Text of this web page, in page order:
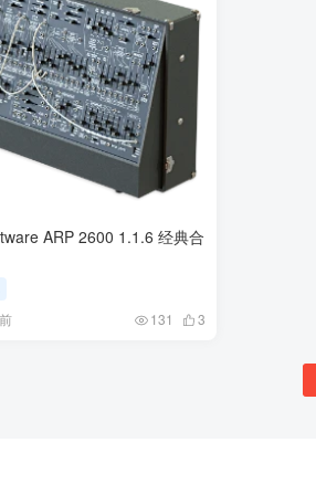
ARP 2600 1.1.6 经典合
131 3